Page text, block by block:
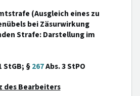
(Ausgleich eines zu
bei Zäsurwirkung
Strafe: Darstellung im
StGB; §267Abs. 3 StPO
des Bearbeiters